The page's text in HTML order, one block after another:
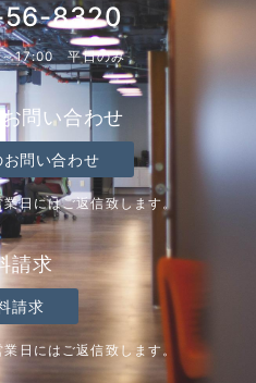
8320
～17:00 平日のみ
問い合わせ
お問い合わせ
日にはご返信致します。
請求
請求
日にはご返信致します。